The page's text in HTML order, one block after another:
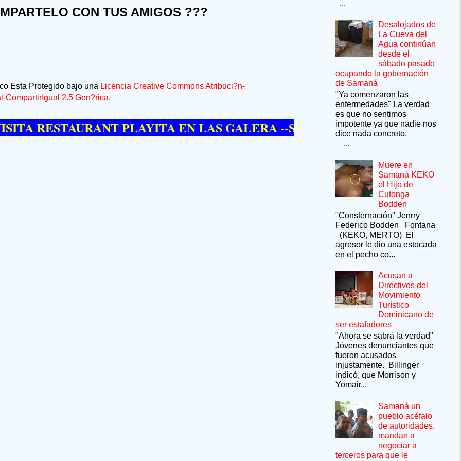
CON TUS AMIGOS ???
Esta Protegido bajo una Licencia Creative Commons Atribuci?n-
CompartirIgual 2.5 Gen?rica.
PLAYITA EN LAS GALERA --SÍ QUIERE PASAR UN
...
Desalojados de
La Cueva del
Agua continúan
desde el
sábado pasado
ocupando la gobernación
de Samaná
"Ya comenzaron las
enfermedades" La verdad
es que no sentimos
impotente ya que nadie nos
dice nada concreto.
...
Muere en
Samaná KEKO
el Hijo de
Cutonga
Bodden
"Consternación" Jenrry
Federico Bodden Fontana
(KEKO, MERTO) El
agresor le dio una estocada
en el pecho co...
Acusan a
Directivos del
Movimiento
Turístico
Dominicano de
ser estafadores
"Ahora se sabrá la verdad"
Jóvenes denunciantes que
fueron acusados
injustamente. Billinger
indicó, que Morrison y
Yomair...
Samaná un
pueblo acéfalo
de autoridades,
mandan a
negociar a
terceros para que le